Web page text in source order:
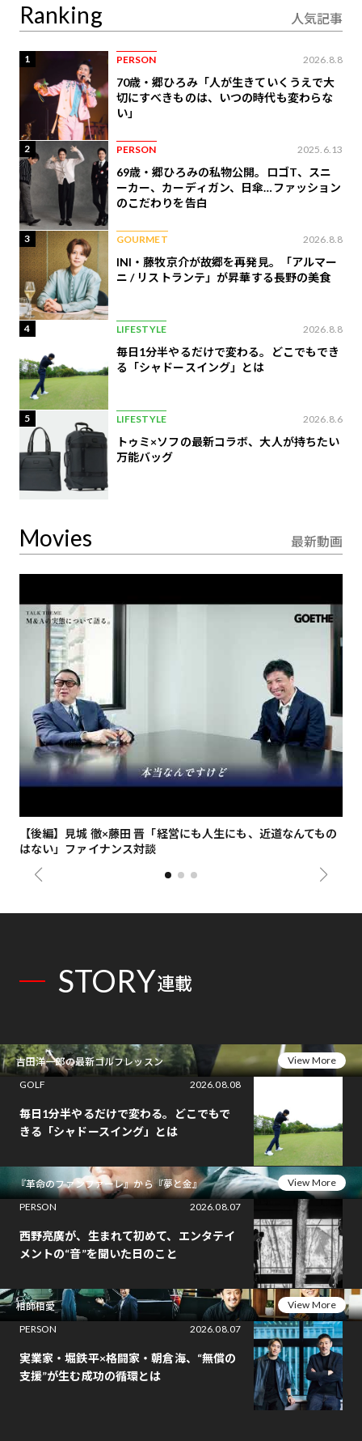
Ranking 人気記事
1 PERSON 2026.8.8
70歳・郷ひろみ「人が生きていくうえで大
切にすべきものは、いつの時代も変わらな
い」
2 PERSON 2025.6.13
69歳・郷ひろみの私物公開。ロゴT、スニ
ーカー、カーディガン、日傘…ファッション
のこだわりを告白
3 GOURMET 2026.8.8
INI・藤牧京介が故郷を再発見。「アルマー
ニ / リストランテ」が昇華する長野の美食
4 LIFESTYLE 2026.8.8
毎日1分半やるだけで変わる。どこでもでき
る「シャドースイング」とは
5 LIFESTYLE 2026.8.6
トゥミ×ソフの最新コラボ、大人が持ちたい
万能バッグ
Movies 最新動画
【後編】見城 徹×藤田 晋「経営にも人生にも、近道なんてもの
はない」ファイナンス対談
STORY連載
吉田洋一郎の最新ゴルフレッスン
View More
GOLF
2026.08.08
毎日1分半やるだけで変わる。どこでもで
きる「シャドースイング」とは
『革命のファンファーレ』から『夢と金』
View More
PERSON
2026.08.07
西野亮廣が、生まれて初めて、エンタテイ
メントの“音”を聞いた日のこと
相師相愛
View More
PERSON
2026.08.07
実業家・堀鉄平×格闘家・朝倉海、“無償の
支援”が生む成功の循環とは